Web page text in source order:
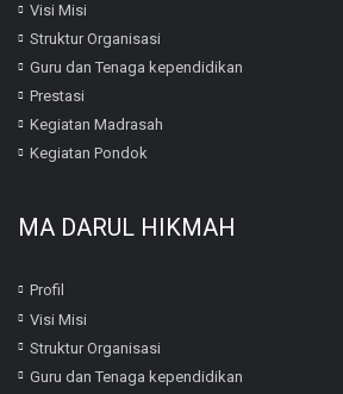
Visi Misi
Struktur Organisasi
Guru dan Tenaga kependidikan
Prestasi
Kegiatan Madrasah
Kegiatan Pondok
MA DARUL HIKMAH
Profil
Visi Misi
Struktur Organisasi
Guru dan Tenaga kependidikan